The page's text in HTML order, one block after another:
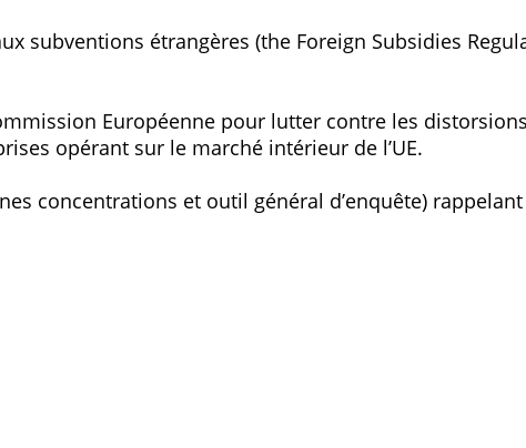
subventions étrangères (the Foreign Subsidies
Européenne pour lutter contre les
opérant sur le marché intérieur de l’UE.
concentrations et outil général d’enquête)